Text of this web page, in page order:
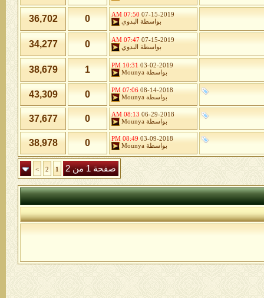
07-15-2019
07:50 AM
بواسطة
البدوي 0
36,702
07-15-2019
07:47 AM
بواسطة
البدوي 0
34,277
03-02-2019
10:31 PM
بواسطة Mounya
1
38,679
08-14-2018
07:06 PM
بواسطة Mounya
0
43,309
06-29-2018
08:13 AM
بواسطة Mounya
0
37,677
03-09-2018
08:49 PM
بواسطة Mounya
0
38,978
صفحة 1 من 2 1
2
>